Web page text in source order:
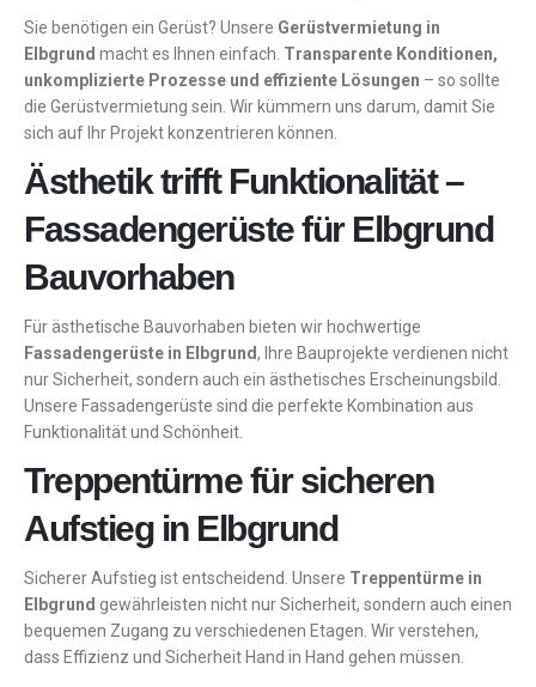
Sie benötigen ein Gerüst? Unsere Gerüstvermietung in
Elbgrund macht es Ihnen einfach. Transparente Konditionen,
unkomplizierte Prozesse und effiziente Lösungen – so sollte
die Gerüstvermietung sein. Wir kümmern uns darum, damit Sie
sich auf Ihr Projekt konzentrieren können.
Ästhetik trifft Funktionalität –
Fassadengerüste für Elbgrund
Bauvorhaben
Für ästhetische Bauvorhaben bieten wir hochwertige
Fassadengerüste in Elbgrund, Ihre Bauprojekte verdienen nicht
nur Sicherheit, sondern auch ein ästhetisches Erscheinungsbild.
Unsere Fassadengerüste sind die perfekte Kombination aus
Funktionalität und Schönheit.
Treppentürme für sicheren
Aufstieg in Elbgrund
Sicherer Aufstieg ist entscheidend. Unsere Treppentürme in
Elbgrund gewährleisten nicht nur Sicherheit, sondern auch einen
bequemen Zugang zu verschiedenen Etagen. Wir verstehen,
dass Effizienz und Sicherheit Hand in Hand gehen müssen.